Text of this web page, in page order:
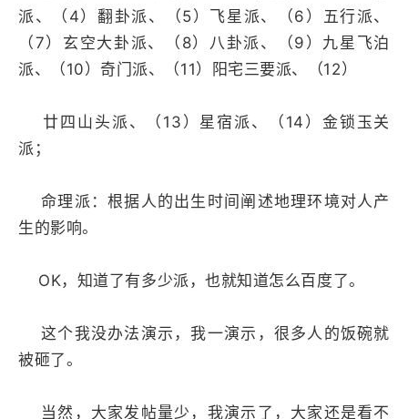
派、（4）翻卦派、（5）飞星派、（6）五行派、
（7）玄空大卦派、（8）八卦派、（9）九星飞泊
派、（10）奇门派、（11）阳宅三要派、（12）
廿四山头派、（13）星宿派、（14）金锁玉关
派；
命理派：根据人的出生时间阐述地理环境对人产
生的影响。
OK，知道了有多少派，也就知道怎么百度了。
这个我没办法演示，我一演示，很多人的饭碗就
被砸了。
当然，大家发帖量少，我演示了，大家还是看不